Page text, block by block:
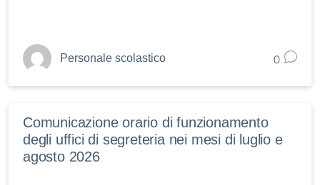
Personale scolastico 0
Comunicazione orario di funzionamento
degli uffici di segreteria nei mesi di luglio e
agosto 2026